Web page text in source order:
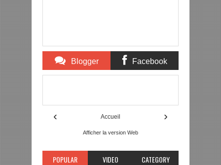
Blogger Facebook
‹ ›
Accueil
Afficher la version Web
POPULAR VIDEO CATEGORY